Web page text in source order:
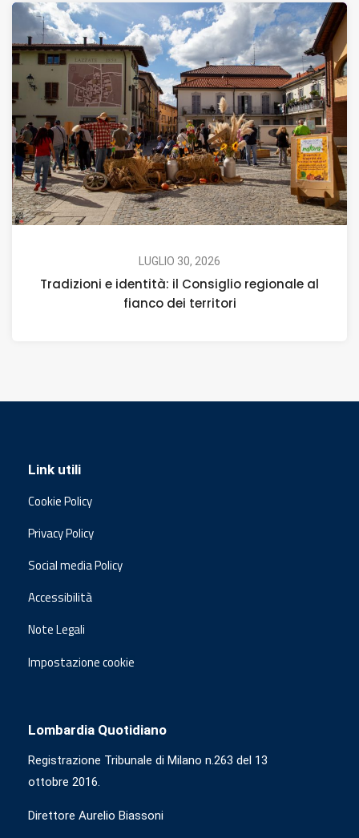
LUGLIO 30, 2026
Tradizioni e identità: il Consiglio regionale al
fianco dei territori
Link utili
Cookie Policy
Privacy Policy
Social media Policy
Accessibilità
Note Legali
Impostazione cookie
Lombardia Quotidiano
Registrazione Tribunale di Milano n.263 del 13
ottobre 2016.
Direttore Aurelio Biassoni